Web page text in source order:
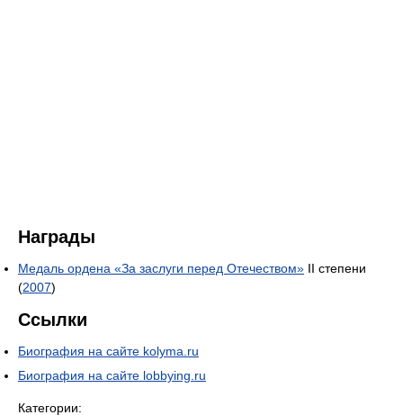
Награды
Медаль ордена «За заслуги перед Отечеством» II степени
(2007)
Ссылки
Биография на сайте kolyma.ru
Биография на сайте lobbying.ru
Категории: